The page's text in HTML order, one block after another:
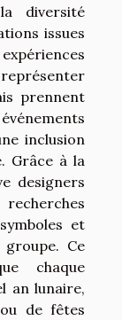
diversité
issues
prennent
inclusion
Grâce à la
designers
et
Ce
chaque
an lunaire,
de fêtes